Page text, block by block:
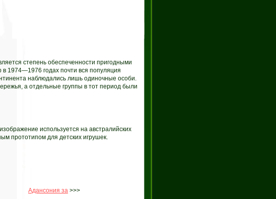
степень обеспеченности пригодными
1974—1976 годах почти вся популяция
наблюдались лишь одиночные особи.
а отдельные группы в тот период были
используется на австралийских
прототипом для детских игрушек.
Адансония за >>>